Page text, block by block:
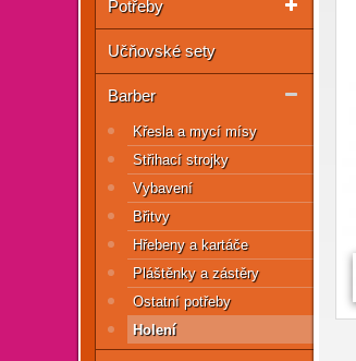
Potřeby
Učňovské sety
Barber
Křesla a mycí mísy
Střihací strojky
Vybavení
Břitvy
Hřebeny a kartáče
Pláštěnky a zástěry
Ostatní potřeby
Holení